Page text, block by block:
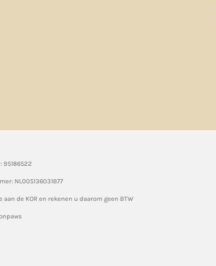
95186522
NL005136031B77
aan de KOR en rekenen u daarom geen BTW